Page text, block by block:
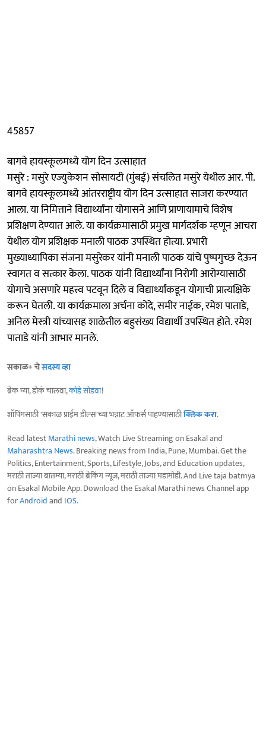
45857
बागवे हायस्कूलमध्ये योग दिन उत्साहात
मसुरे : मसुरे एज्युकेशन सोसायटी (मुंबई) संचलित मसुरे येथील आर. पी.
बागवे हायस्कूलमध्ये आंतरराष्ट्रीय योग दिन उत्साहात साजरा करण्यात
आला. या निमित्ताने विद्यार्थ्यांना योगासने आणि प्राणायामाचे विशेष
प्रशिक्षण देण्यात आले. या कार्यक्रमासाठी प्रमुख मार्गदर्शक म्हणून आचरा
येथील योग प्रशिक्षक मनाली पाठक उपस्थित होत्या. प्रभारी
मुख्याध्यापिका संजना मसुरेकर यांनी मनाली पाठक यांचे पुष्पगुच्छ देऊन
स्वागत व सत्कार केला. पाठक यांनी विद्यार्थ्यांना निरोगी आरोग्यासाठी
योगाचे असणारे महत्त्व पटवून दिले व विद्यार्थ्यांकडून योगाची प्रात्यक्षिके
करून घेतली. या कार्यक्रमाला अर्चना कोदे, समीर नाईक, रमेश पाताडे,
अनिल मेस्त्री यांच्यासह शाळेतील बहुसंख्य विद्यार्थी उपस्थित होते. रमेश
पाताडे यांनी आभार मानले.
सकाळ+ चेसदस्य व्हा
ब्रेक घ्या, डोकं चालवा,कोडे सोडवा!
शॉपिंगसाठी 'सकाळ प्राईम डील्स'च्या भन्नाट ऑफर्स पाहण्यासाठीक्लिक करा.
Read latestMarathi news, Watch Live Streaming on Esakal and
Maharashtra News. Breaking news from India, Pune, Mumbai. Get the
Politics, Entertainment, Sports, Lifestyle, Jobs, and Education updates,
मराठी ताज्या बातम्या, मराठी ब्रेकिंग न्यूज, मराठी ताज्या घडामोडी. And Live taja batmya
on Esakal Mobile App. Download the Esakal Marathi news Channel app
forAndroidand IOS.